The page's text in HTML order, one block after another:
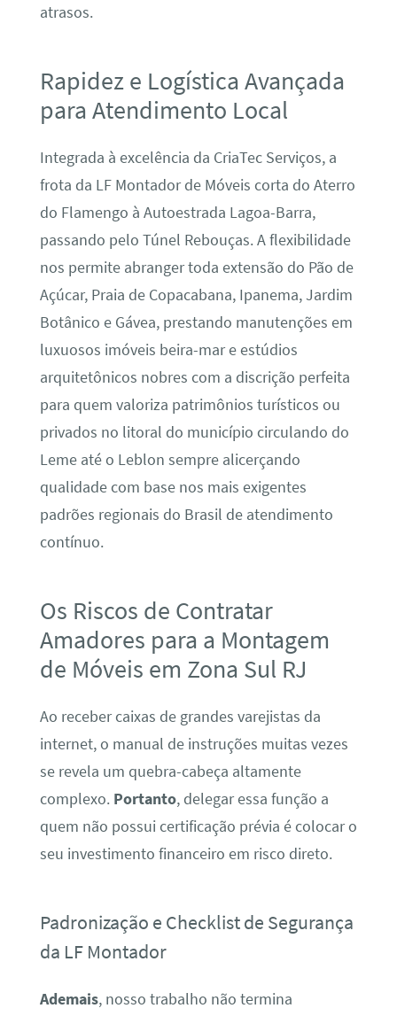
atrasos.
Rapidez e Logística Avançada
para Atendimento Local
Integrada à excelência da CriaTec Serviços, a
frota da LF Montador de Móveis corta do Aterro
do Flamengo à Autoestrada Lagoa-Barra,
passando pelo Túnel Rebouças. A flexibilidade
nos permite abranger toda extensão do Pão de
Açúcar, Praia de Copacabana, Ipanema, Jardim
Botânico e Gávea, prestando manutenções em
luxuosos imóveis beira-mar e estúdios
arquitetônicos nobres com a discrição perfeita
para quem valoriza patrimônios turísticos ou
privados no litoral do município circulando do
Leme até o Leblon sempre alicerçando
qualidade com base nos mais exigentes
padrões regionais do Brasil de atendimento
contínuo.
Os Riscos de Contratar
Amadores para a Montagem
de Móveis em Zona Sul RJ
Ao receber caixas de grandes varejistas da
internet, o manual de instruções muitas vezes
se revela um quebra-cabeça altamente
complexo. Portanto, delegar essa função a
quem não possui certificação prévia é colocar o
seu investimento financeiro em risco direto.
Padronização e Checklist de Segurança
da LF Montador
Ademais, nosso trabalho não termina